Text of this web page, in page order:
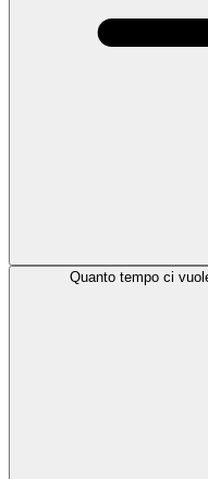
Quanto tempo ci